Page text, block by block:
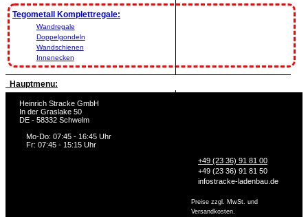
Tegometall Komplettregale:
Wandregale
Doppelgondeln
Wandschienen
Innenecken
Hauptmenu:
Heinrich Stracke GmbH
In der Graslake 50
DE - 58332 Schwelm
Mo-Do: 07:45 - 16:45 Uhr
Fr: 07:45 - 15:15 Uhr
+49 (23 36) 91 81 00
+49 (23 36) 91 81 50
infostracke-ladenbau.de
Preise zzgl. MwSt. und
Versandkosten.